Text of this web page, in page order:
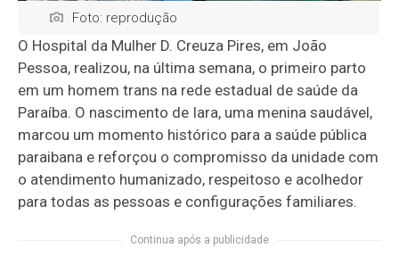
Foto: reprodução
O Hospital da Mulher D. Creuza Pires, em João
Pessoa, realizou, na última semana, o primeiro parto
em um homem trans na rede estadual de saúde da
Paraíba. O nascimento de Iara, uma menina saudável,
marcou um momento histórico para a saúde pública
paraibana e reforçou o compromisso da unidade com
o atendimento humanizado, respeitoso e acolhedor
para todas as pessoas e configurações familiares.
Continua após a publicidade